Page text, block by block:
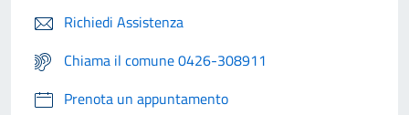
Richiedi Assistenza
Chiama il comune 0426-308911
Prenota un appuntamento